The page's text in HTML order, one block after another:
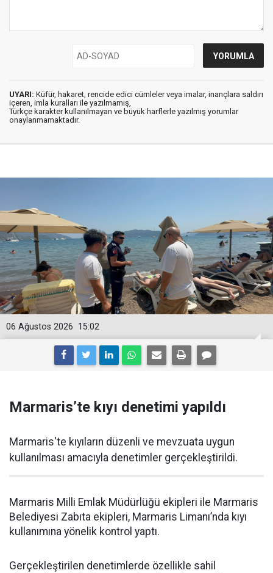
UYARI: Küfür, hakaret, rencide edici cümleler veya imalar, inançlara saldırı
içeren, imla kuralları ile yazılmamış,
Türkçe karakter kullanılmayan ve büyük harflerle yazılmış yorumlar
onaylanmamaktadır.
15:02
06 Ağustos 2026
Marmaris’te kıyı denetimi yapıldı
Marmaris'te kıyıların düzenli ve mevzuata uygun
kullanılması amacıyla denetimler gerçekleştirildi.
Marmaris Milli Emlak Müdürlüğü ekipleri ile Marmaris
Belediyesi Zabıta ekipleri, Marmaris Limanı’nda kıyı
kullanımına yönelik kontrol yaptı.
Gerçekleştirilen denetimlerde özellikle sahil